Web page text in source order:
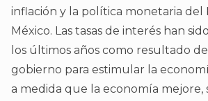
inflación y la política monetaria del
México. Las tasas de interés han
los últimos años como resultado de
gobierno para estimular la
a medida que la economía mejore,